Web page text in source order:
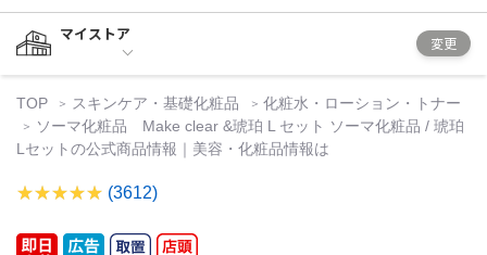
マイストア
変更
TOP スキンケア・基礎化粧品
化粧水・ローション・トナー
ソーマ化粧品 Make clear &琥珀 L セット ソーマ化粧品 / 琥珀
Lセットの公式商品情報｜美容・化粧品情報は
(3612)